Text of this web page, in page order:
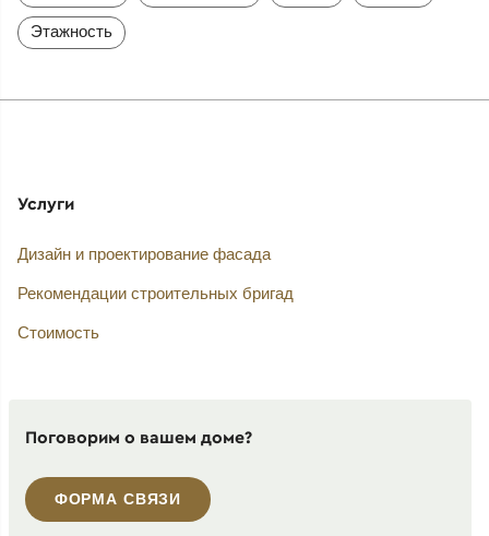
Этажность
Услуги
Дизайн и проектирование фасада
Рекомендации строительных бригад
Стоимость
Поговорим о вашем доме?
ФОРМА СВЯЗИ